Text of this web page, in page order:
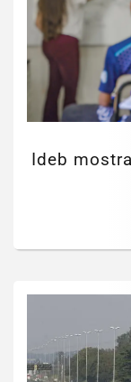
Ideb